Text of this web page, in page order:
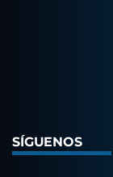
SÍGUENOS